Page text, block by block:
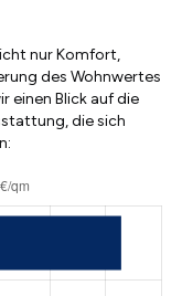
nur Komfort,
des Wohnwertes
einen Blick auf die
die sich